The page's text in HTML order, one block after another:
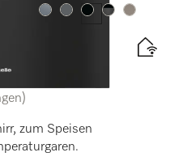
Farbe:Farbe:Farbe:Farbe:Farbe:
29cm Höhe
zum Speisen